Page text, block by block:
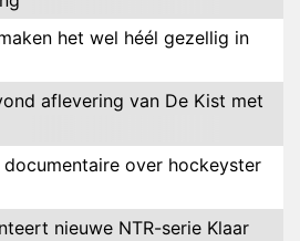
het wel héél gezellig in
aflevering van De Kist met
documentaire over hockeyster
nieuwe NTR-serie Klaar